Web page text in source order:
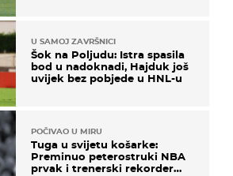
U SAMOJ ZAVRŠNICI
Šok na Poljudu: Istra spasila
bod u nadoknadi, Hajduk još
uvijek bez pobjede u HNL-u
POČIVAO U MIRU
Tuga u svijetu košarke:
Preminuo peterostruki NBA
prvak i trenerski rekorder